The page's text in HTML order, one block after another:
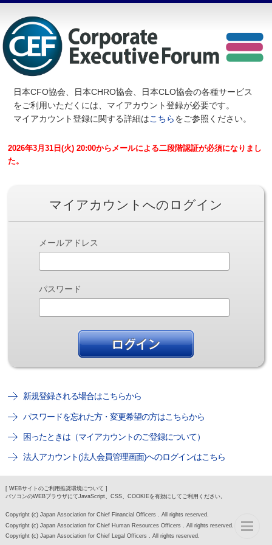
日本CFO協会、日本CHRO協会、日本CLO協会の各種サービス
をご利用いただくには、マイアカウント登録が必要です。
マイアカウント登録に関する詳細はこちらをご参照ください。
2026年3月31日(火) 20:00からメールによる二段階認証が必須になりまし
た。
マイアカウントへのログイン
メールアドレス
パスワード
新規登録される場合はこちらから
パスワードを忘れた方・変更希望の方はこちらから
困ったときは（マイアカウントのご登録について）
法人アカウント(法人会員管理画面)へのログインはこちら
[ WEBサイトのご利用推奨環境について ]
パソコンのWEBブラウザにてJavaScript、CSS、COOKIEを有効にしてご利用ください。
Copyright (c) Japan Association for Chief Financial Officers . All rights reserved.
Copyright (c) Japan Association for Chief Human Resources Officers . All rights reserved.
Copyright (c) Japan Association for Chief Legal Officers . All rights reserved.